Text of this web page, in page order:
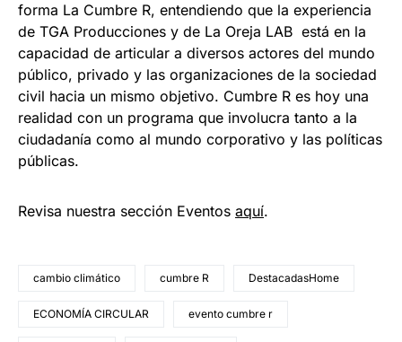
forma La Cumbre R, entendiendo que la experiencia
de TGA Producciones y de La Oreja LAB está en la
capacidad de articular a diversos actores del mundo
público, privado y las organizaciones de la sociedad
civil hacia un mismo objetivo. Cumbre R es hoy una
realidad con un programa que involucra tanto a la
ciudadanía como al mundo corporativo y las políticas
públicas.
Revisa nuestra sección Eventos aquí.
cambio climático cumbre R DestacadasHome
ECONOMÍA CIRCULAR evento cumbre r